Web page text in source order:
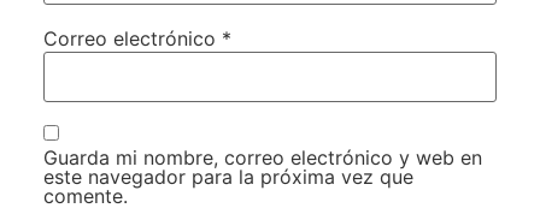
Correo electrónico *
Guarda mi nombre, correo electrónico y web en
este navegador para la próxima vez que
comente.